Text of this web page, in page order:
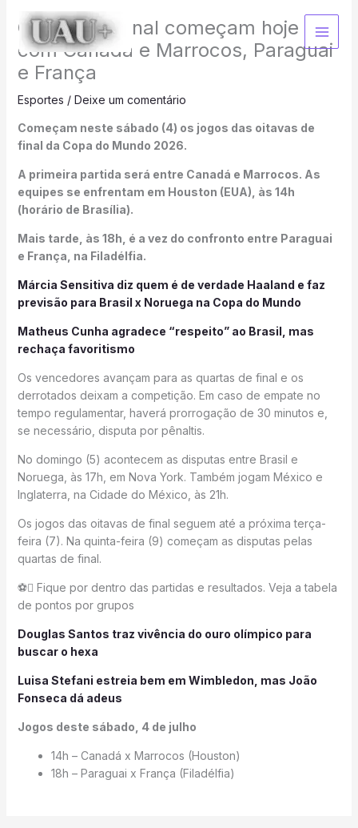
para
conteúdo
Oitavas de final começam hoje
com Canadá e Marrocos, Paraguai
e França
Esportes / Deixe um comentário
Começam neste sábado (4) os jogos das oitavas de
final da Copa do Mundo 2026.
A primeira partida será entre Canadá e Marrocos. As
equipes se enfrentam em Houston (EUA), às 14h
(horário de Brasília).
Mais tarde, às 18h, é a vez do confronto entre Paraguai
e França, na Filadélfia.
Márcia Sensitiva diz quem é de verdade Haaland e faz
previsão para Brasil x Noruega na Copa do Mundo
Matheus Cunha agradece “respeito” ao Brasil, mas
rechaça favoritismo
Os vencedores avançam para as quartas de final e os
derrotados deixam a competição. Em caso de empate no
tempo regulamentar, haverá prorrogação de 30 minutos e,
se necessário, disputa por pênaltis.
No domingo (5) acontecem as disputas entre Brasil e
Noruega, às 17h, em Nova York. Também jogam México e
Inglaterra, na Cidade do México, às 21h.
Os jogos das oitavas de final seguem até a próxima terça-
feira (7). Na quinta-feira (9) começam as disputas pelas
quartas de final.
⚽ Fique por dentro das partidas e resultados. Veja a tabela
de pontos por grupos
Douglas Santos traz vivência do ouro olímpico para
buscar o hexa
Luisa Stefani estreia bem em Wimbledon, mas João
Fonseca dá adeus
Jogos deste sábado, 4 de julho
14h – Canadá x Marrocos (Houston)
18h – Paraguai x França (Filadélfia)